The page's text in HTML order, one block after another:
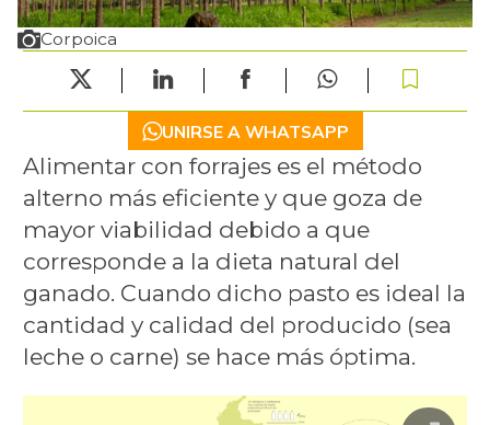
Corpoica
UNIRSE A WHATSAPP
Alimentar con forrajes es el método
alterno más eficiente y que goza de
mayor viabilidad debido a que
corresponde a la dieta natural del
ganado. Cuando dicho pasto es ideal la
cantidad y calidad del producido (sea
leche o carne) se hace más óptima.